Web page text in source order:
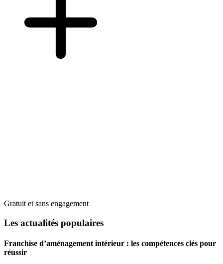
Gratuit et sans engagement
Les actualités populaires
Franchise d’aménagement intérieur : les compétences clés pour
réussir